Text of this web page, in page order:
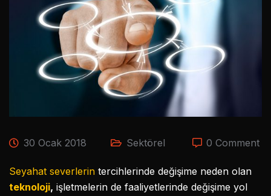
30 Ocak 2018 Sektörel 0 Comment
Seyahat severlerin tercihlerinde değişime neden olan
teknoloji, işletmelerin de faaliyetlerinde değişime yol